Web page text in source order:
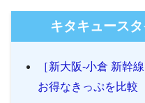
キタキュース
［新大阪-小倉 新幹
お得なきっぷを比較